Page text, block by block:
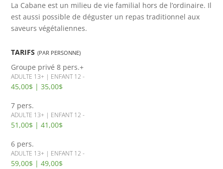
La Cabane est un milieu de vie familial hors de l’ordinaire. Il
est aussi possible de déguster un repas traditionnel aux
saveurs végétaliennes.
TARIFS (PAR PERSONNE)
Groupe privé8 pers.+
ADULTE 13+ | ENFANT 12 -
45,00$ | 35,00$
7 pers.
ADULTE 13+ | ENFANT 12 -
51,00$ | 41,00$
6 pers.
ADULTE 13+ | ENFANT 12 -
59,00$ | 49,00$